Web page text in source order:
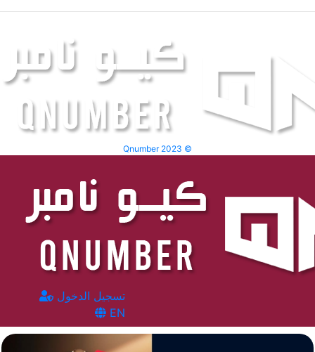
Qnumber 2023 ©
تسجيل الدخول
EN